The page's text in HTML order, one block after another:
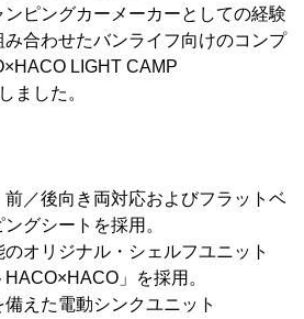
ピングカーメーカーとしての経験
合わせたバンライフ向けのコンプ
LIGHT CAMP
ました。
前／後向き両対応およびフラットベ
グシートを採用。
のオリジナル・シェルフユニット
HACO×HACO」を採用。
備えた電動シンクユニット